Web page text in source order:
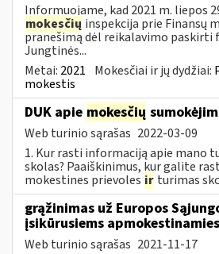
Informuojame, kad 2021 m. liepos
mokesčių inspekcija prie Finansų
pranešimą dėl reikalavimo paskirti
Jungtinės...
Metai: 2021 Mokesčiai ir jų dydžiai:
mokestis
DUK apie mokesčių
Web turinio sąrašas 2022-03-09
1. Kur rasti informaciją apie mano
skolas? Paaiškinimus, kur galite
mokestines prievoles ir turimas
grąžinimas už Europos
įsikūrusiems
Web turinio sąrašas 2021-11-17